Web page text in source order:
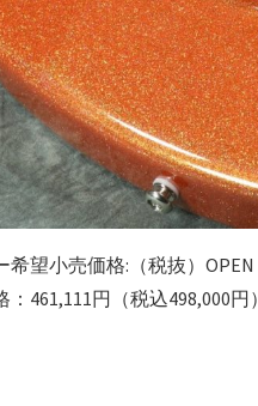
希望小売価格:（税抜）OPEN
：461,111円（税込498,000円）